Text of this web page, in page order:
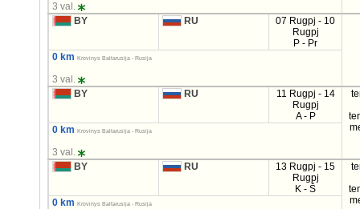
3 val.
BY
RU
07 Rugpj - 10
Rugpj
P - Pr
0 km
Krovinys Baltarusija - Rusija
3 val.
BY
RU
11 Rugpj - 14
Rugpj
A - P
0 km Krovinys Baltarusija - Rusija
3 val.
BY
RU
13 Rugpj - 15
Rugpj
K - Š
0 km Krovinys Baltarusija - Rusija